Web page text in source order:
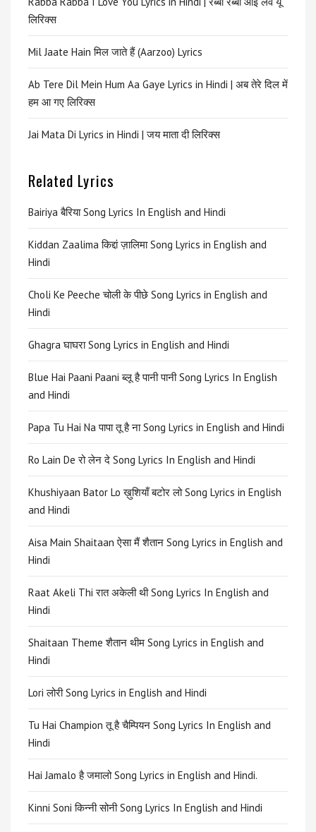
लिरिक्स
Mil Jaate Hain मिल जाते हैं (Aarzoo) Lyrics
Ab Tere Dil Mein Hum Aa Gaye Lyrics in Hindi | अब तेरे दिल में
हम आ गए लिरिक्स
Jai Mata Di Lyrics in Hindi | जय माता दी लिरिक्स
Related Lyrics
Bairiya बैरिया Song Lyrics In English and Hindi
Kiddan Zaalima किद्दां ज़ालिमा Song Lyrics in English and
Hindi
Choli Ke Peeche चोली के पीछे Song Lyrics in English and
Hindi
Ghagra घाघरा Song Lyrics in English and Hindi
Blue Hai Paani Paani ब्लू है पानी पानी Song Lyrics In English
and Hindi
Papa Tu Hai Na पापा तू है ना Song Lyrics in English and Hindi
Ro Lain De रो लेन दे Song Lyrics In English and Hindi
Khushiyaan Bator Lo ख़ुशियाँ बटोर लो Song Lyrics in English
and Hindi
Aisa Main Shaitaan ऐसा मैं शैतान Song Lyrics in English and
Hindi
Raat Akeli Thi रात अकेली थी Song Lyrics In English and
Hindi
Shaitaan Theme शैतान थीम Song Lyrics in English and
Hindi
Lori लोरी Song Lyrics in English and Hindi
Tu Hai Champion तू है चैम्पियन Song Lyrics In English and
Hindi
Hai Jamalo है जमालो Song Lyrics in English and Hindi.
Kinni Soni किन्नी सोनी Song Lyrics In English and Hindi